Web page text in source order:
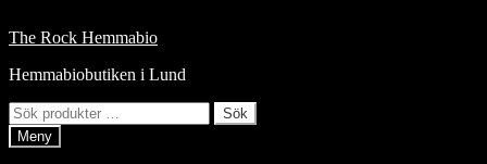
till
Hoppa
navigering
Hoppa
innehåll
The Rock Hemmabio
Hemmabiobutiken i Lund
Sök
efter:
Sök
Meny